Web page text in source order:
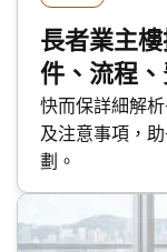
長者業主
件、流程
快而保詳細解
及注意事項，
劃。